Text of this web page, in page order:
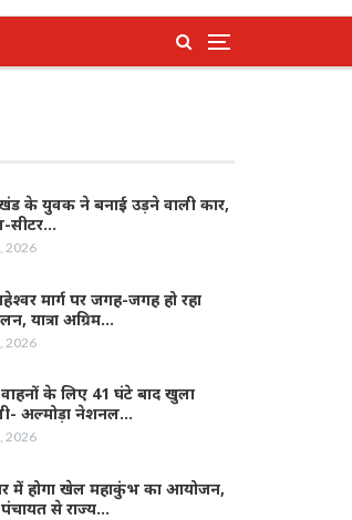
के युवक ने बनाई उड़ने वाली कार,
सीटर…
2026
मार्ग पर जगह-जगह हो रहा
यात्रा अग्रिम…
2026
के लिए 41 घंटे बाद खुला
अल्मोड़ा नेशनल…
2026
में होगा खेल महाकुंभ का आयोजन,
पंचायत से राज्य…